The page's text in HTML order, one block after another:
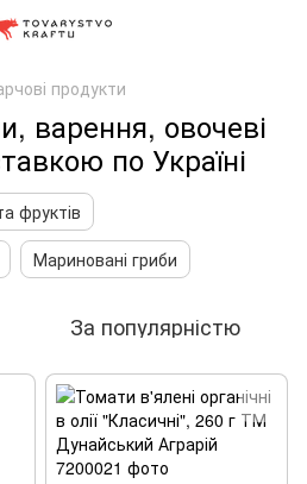
продукти
варення, овочеві
по Україні
фруктів
Мариновані гриби
За популярністю